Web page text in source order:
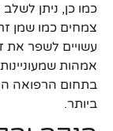
כמו כן, ניתן
צמחים כמו שמן
עשויים לשפר את
אמהות
בתחום הרפואה
ביותר.